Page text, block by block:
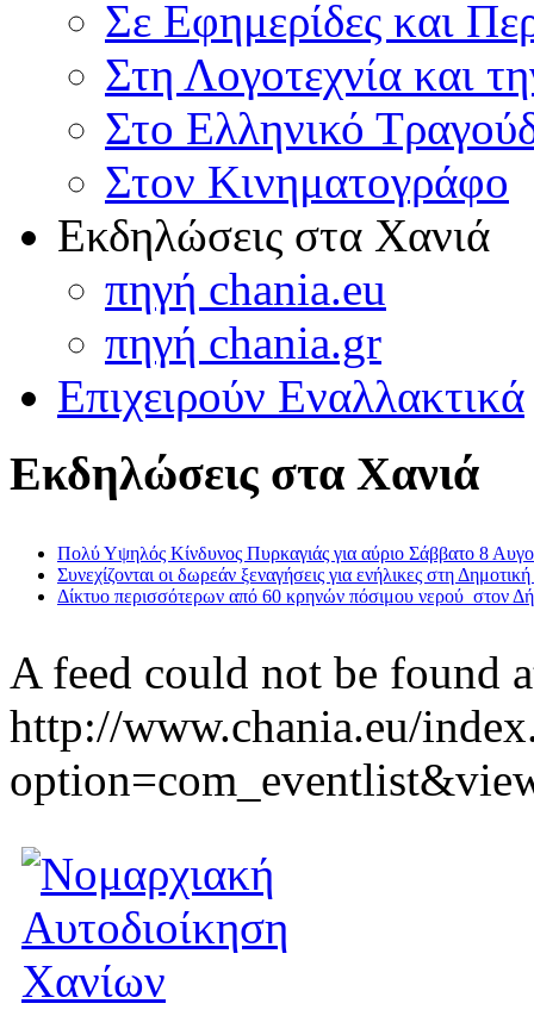
Σε Εφημερίδες και
Στη Λογοτεχνία και
Στο Ελληνικό
Στον Κινηματογράφο
Εκδηλώσεις στα Χανιά
πηγή chania.eu
πηγή chania.gr
Επιχειρούν Εναλλακτικά
Εκδηλώσεις στα Χανιά
Πολύ Υψηλός Κίνδυνος Πυρκαγιάς για αύριο Σάββατο 8
Συνεχίζονται οι δωρεάν ξεναγήσεις για ενήλικες στη
Δίκτυο περισσότερων από 60 κρηνών πόσιμου νερού στον
A feed could not be found
http://www.chania.eu/